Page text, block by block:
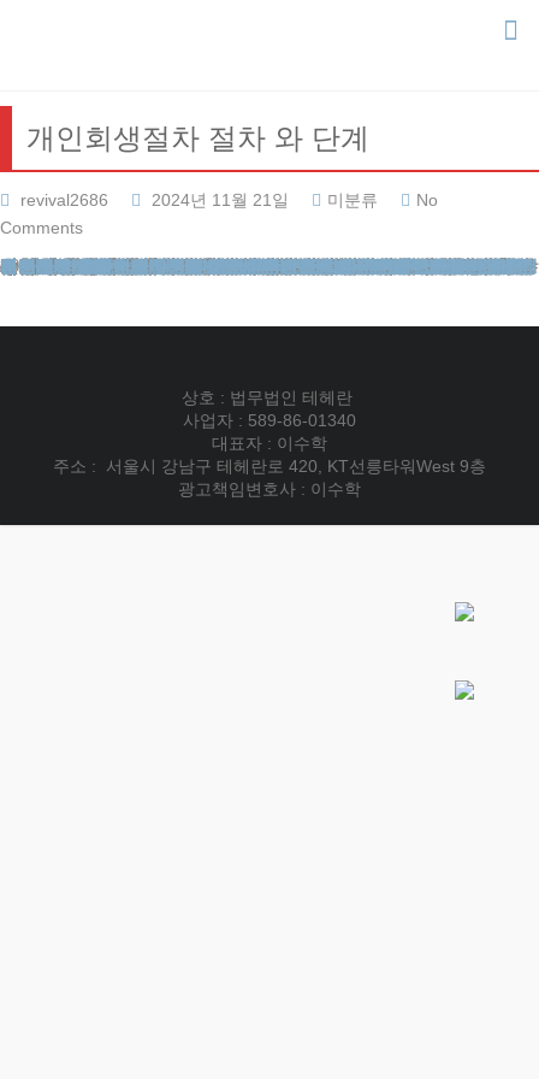
개인회생절차 절차 와 단계
revival2686 2024년 11월 21일 미분류
No
Comments
안녕하세요 법무법인 테헤란 변호사입니다. 개인회생절차는 경제적으로 어려움을 겪고 있는 개인이 법원을 통해 부채를 재조정하고 일부를 탕감받을 수 있는 회생제도입니다. 이 절차는 채무자가 상환 가능한 능력에 맞는 금액만 갚고 나머지 부채를 면책받을 수 있도록 도와줍니다. 개인회생절차는 대체로 3년의 상환 기간을 설정하고, 이 기간 동안 채무자가 일정 금액을 성실히 상환하면 나머지 부채는 면책됩니다.
회생제도의 개요
개인회생은 주로 과중한 채무로 인해 상환이 어려운 개인이 법원에 신청하여 부채를 재조정하는 절차입니다. 이 절차의 목표는 채무자가 경제적으로 회복할 수 있도록 도와주고, 동시에 채권자의 권리도 보호하는 것입니다. 개인회생절차가 승인되면, 채무자는 일정 기간 동안 상환을 하고 나머지 부채는 탕감받을 수 있습니다.
개인회생절차의 단계
1) 개인회생 신청
법원에 신청: 개인회생을 시작하려면, 관할 법원에 신청서를 제출해야 합니다. 이때 제출하는 서류에는 채무자의 채무 내역, 소득 내역, 재산 내역 등이 포함됩니다.
신청 자격: 개인회생은 월소득이 일정 이상이고, 부채 총액이 일정 금액 이상인 사람에게 적용됩니다. 이 조건을 만족해야 개인회생을 신청할 수 있습니다.
부채의 총액은 보통 5000만원 이상이어야 하고, 상환 능력이 있어야 합니다.
2) 법원의 심사 및 인가결정
법원의 심사: 신청서와 제출된 서류를 바탕으로 법원은 채무자의 상환 능력을 평가합니다. 법원은 채무자가 정기적인 소득을 가지고 있으며, 일정 부분 부채를 상환할 수 있는 능력이 있는지를 검토합니다.
인가결정: 법원은 상환 능력과 채무자의 상황을 종합적으로 판단하여 개인회생 개시 여부를 결정합니다. 만약 개시가 승인되면, 법원은 상환 계획을 수립하고, 채무자는 이 계획을 따르기로 합니다.
3) 상환 계획 수립
법원은 채무자가 갚을 수 있는 금액을 고려하여 상환 계획을 수립합니다. 상환 기간은 보통 3년(36개월)입니다.
소득에 따른 상환액 결정: 채무자의 소득을 바탕으로 상환 계획을 세웁니다. 예를 들어, 일정한 소득을 가진 채무자는 매달 일정 금액을 상환해야 하며, 상환 기간 동안 총액을 정합니다.
소득이 부족한 경우: 소득이 부족하면 최소 상환 금액이 정해질 수 있으며, 일정 부분 부채가 탕감될 수 있습니다.
상환 기간: 보통 3년이 기본으로 설정되며, 경우에 따라 5년까지 연장될 수 있습니다.
4) 상환 계획 이행
채무자는 법원에서 정한 상환 계획에 따라 일정 금액을 매월 상환합니다. 이 기간 동안에는 법원과 채권자에게 보고해야 하며, 상환을 성실히 이행해야 합니다.
만약 상환 계획을 제대로 이행하지 않으면, 개인회생절차가 취소될 수 있습니다.
5) 면책 결정
상환 계획 종료 후 3년 또는 5년 동안 성실하게 상환을 마친 후, 나머지 부채에 대해 면책 결정을 받을 수 있습니다. 면책 결정이 내려지면, 채무자는 나머지 부채가 탕감됩니다.
면책을 받으면, 상환하지 못한 부채는 법적으로 면책되며, 채무자는 더 이상 그 부채를 갚을 의무가 없게 됩니다.
6) 개인회생 종료
상환 계획을 성실히 이행하고 면책이 결정되면, 개인회생절차는 종료됩니다. 이때 채무자는 부채에서 벗어나 경제적인 회복을 할 수 있게 됩니다.
개인회생절차에서 고려할 주요 사항
1) 신청 자격
개인회생 신청자는 소득이 일정 수준 이상이어야 하며, 총 부채가 5000만원 이상이어야 하는 조건이 있습니다. 부채가 일정 금액 이상일 경우 개인회생이 가능하지만, 과도한 부채가 없어도 자산이 적고, 소득이 부족한 경우에는 신청이 어려울 수 있습니다.
2) 상환 계획의 성실한 이행
법원은 상환 계획이 실제로 상환 가능한 범위 내에서 설정되어야 한다고 판단합니다. 따라서, 채무자가 상환 계획을 이행할 의지가 중요한 판단 기준이 됩니다. 성실하게 상환하지 않으면 면책을 받을 수 없습니다.
3) 채무자와 채권자의 합의
일부 경우, 채권자와 채무자 간의 합의를 통해 개인회생이 아닌 화해나 재조정이 이루어질 수도 있습니다. 이는 법원에서 진행하는 과정에서 채권자들이 채무자와 합의하여 진행될 수 있습니다.
4) 불법 채권 처리
불법적인 채권이나 도박 빚 등은 개인회생절차에서 제외될 수 있습니다. 이때, 법원은 불법적인 부채에 대해 면책을 인정하지 않거나 다르게 처리할 수 있습니다.
5) 개인회생이 가능한 부채
개인회생절차에서 다룰 수 있는 부채는 주로 신용카드 대출, 대출, 카드 대금, 대출, 미납 세금 등입니다. 하지만 사기, 불법적인 부채는 제외될 수 있습니다.
결론
개인회생절차는 경제적으로 어려움을 겪고 있는 개인에게 부채를 탕감받고, 상환 능력에 맞는 계획을 세울 수 있는 기회를 제공합니다. 3년(혹은 5년) 동안 일정 금액을 상환한 후 나머지 부채를 면책받을 수 있기 때문에, 적절한 상환 계획과 성실한 이행이 중요한 절차입니다. 개인회생을 고려하는 경우, 전문가의 상담을 통해 정확한 절차와 조건을 확인하는 것이 필요합니다.
법무법인테헤란 형사전문변호사 성범죄변호사 마약변호사
이혼전문변호사 상속변호사 개인회생신용회복 전세사기변호사
부동산변호사 간편소송 법인등기 지식재산권 기업법무 음주운전변호사
교통사건 개명호적 피해자상담 학교폭력변호사 외국인출입국
재산범죄변호사 법률칼럼 법률사례 로펌후기 법무법인후기 성범죄변호사
성범죄전문변호사 성범죄변호사선임비용 성범죄변호사상담
강제추행변호사 강제추행전문변호사 성추행변호사 성추행전문변호사
성폭행전문변호사 성범죄전문법무법인 지하철성추행
카메라등이용촬영죄 카촬죄 이혼상담 무료이혼상담 재산분할소송 이혼전문변호사
이혼변호사 이혼시재산분할 이혼절차서류 협의이혼재산분할
사실혼재산분할 혼인빙자간음죄 대구이혼전문변호사 이혼변호사비용
유책배우자이혼소송 상간녀소송비용 이혼후재산분할 이혼소송위자료
이혼재산분할 황혼이혼 상간녀위자료소송 성년후견
도박빚개인회생 개인회생절차 개인회생변호사 채무조정제도 대전개인회생
개인회생파산 개인회생비용 개인회생단점 개인회생보정권고 채무통합
개인회생신청 카드값연체 회생신청
상호 : 법무법인 테헤란
사업자 : 589-86-01340
대표자 : 이수학
주소 : 서울시 강남구 테헤란로 420, KT선릉타워West 9층
광고책임변호사 : 이수학